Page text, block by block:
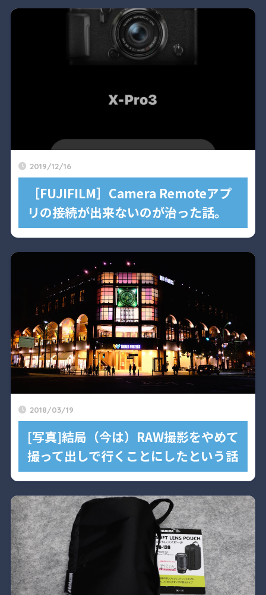
2019/12/16
［FUJIFILM］Camera Remoteアプ
リの接続が出来ないのが治った話。
2018/03/19
[写真]結局（今は）RAW撮影をやめて
撮って出しで行くことにしたという話